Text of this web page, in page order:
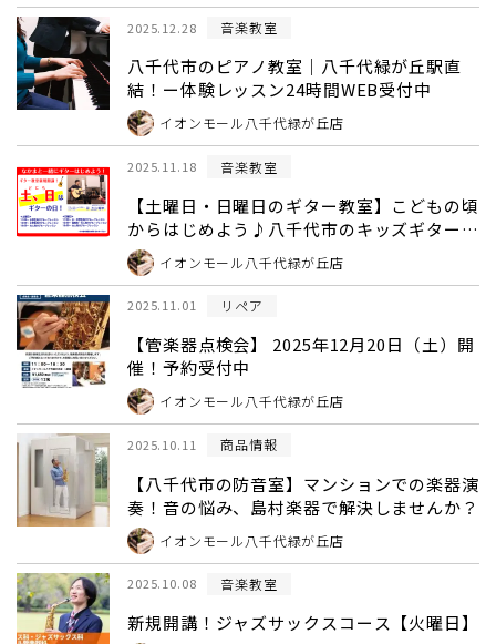
2025.12.28 音楽教室
八千代市のピアノ教室｜八千代緑が丘駅直
結！ー体験レッスン24時間WEB受付中
イオンモール八千代緑が丘店
2025.11.18 音楽教室
【土曜日・日曜日のギター教室】こどもの頃
からはじめよう♪八千代市のキッズギター教
室
イオンモール八千代緑が丘店
2025.11.01 リペア
【管楽器点検会】 2025年12月20日（土）開
催！予約受付中
イオンモール八千代緑が丘店
2025.10.11 商品情報
【八千代市の防音室】マンションでの楽器演
奏！音の悩み、島村楽器で解決しませんか？
イオンモール八千代緑が丘店
2025.10.08 音楽教室
新規開講！ジャズサックスコース【火曜日】